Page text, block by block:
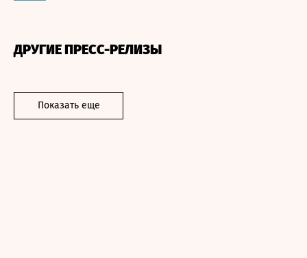
ДРУГИЕ ПРЕСС-РЕЛИЗЫ
Показать еще